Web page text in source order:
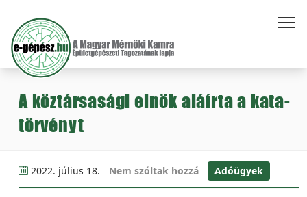
A köztársasági elnök aláírta a kata-
törvényt
2022. július 18. Nem szóltak hozzá Adóügyek